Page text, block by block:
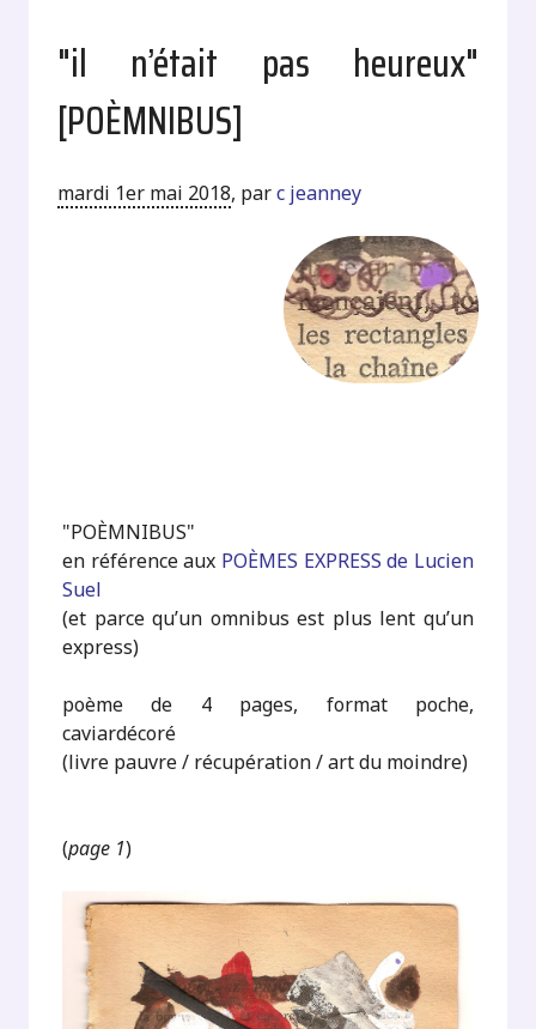
"il n’était pas heureux"
[POÈMNIBUS]
mardi 1er mai 2018, parc jeanney
"POÈMNIBUS"
en référence aux POÈMES EXPRESS de Lucien
Suel
(et parce qu’un omnibus est plus lent qu’un
express)
poème de 4 pages, format poche,
caviardécoré
(livre pauvre / récupération / art du moindre)
(page 1)